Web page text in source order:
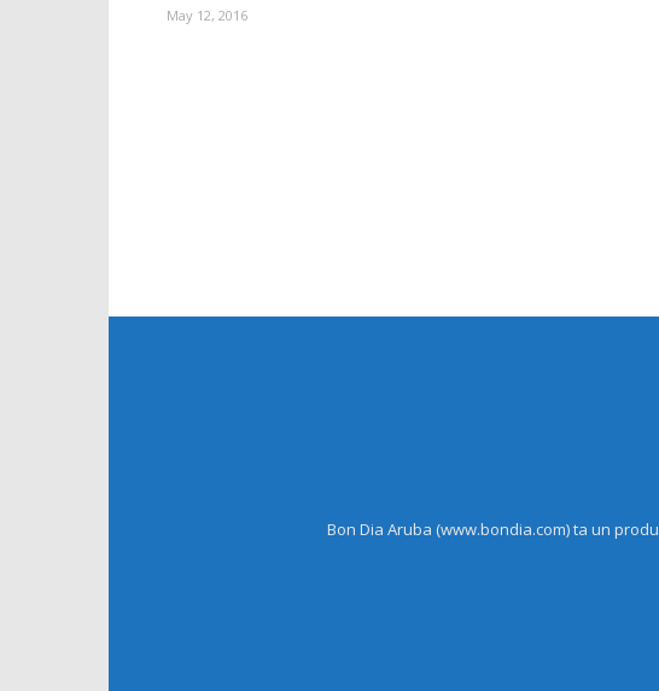
May 12, 2016
Bon Dia Aruba (www.bondia.com) ta un